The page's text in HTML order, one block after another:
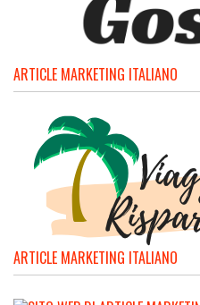
ARTICLE MARKETING ITALIANO
ARTICLE MARKETING ITALIANO